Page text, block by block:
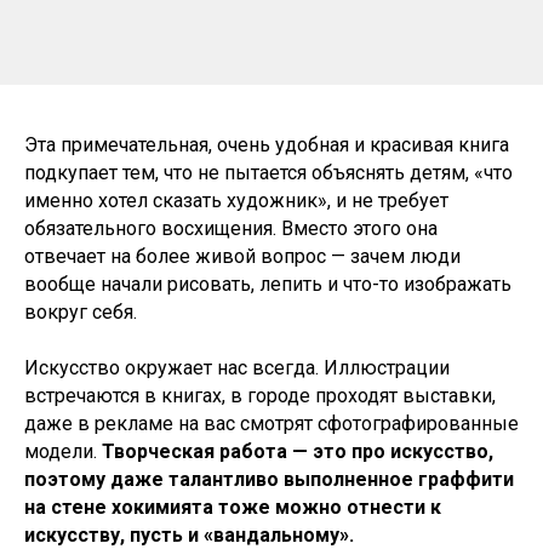
Эта примечательная, очень удобная и красивая книга
подкупает тем, что не пытается объяснять детям, «что
именно хотел сказать художник», и не требует
обязательного восхищения. Вместо этого она
отвечает на более живой вопрос — зачем люди
вообще начали рисовать, лепить и что-то изображать
вокруг себя.
Искусство окружает нас всегда. Иллюстрации
встречаются в книгах, в городе проходят выставки,
даже в рекламе на вас смотрят сфотографированные
модели. Творческая работа — это про искусство,
поэтому даже талантливо выполненное граффити
на стене хокимията тоже можно отнести к
искусству, пусть и «вандальному».